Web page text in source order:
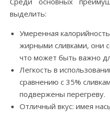
выделить:
Умеренная
жирными сливками, они
что может быть важно
Легкость в
сравнению с 35%
подвержены перегреву.
Отличный вкус: имея